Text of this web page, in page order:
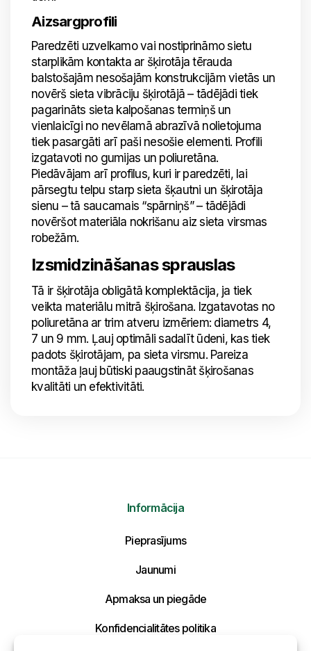
Aizsargprofili
Paredzēti uzvelkamo vai nostiprināmo sietu
starplikām kontakta ar šķirotāja tērauda
balstošajām nesošajām konstrukcijām vietās un
novērš sieta vibrāciju šķirotājā – tādējādi tiek
pagarināts sieta kalpošanas termiņš un
vienlaicīgi no nevēlamā abrazīvā nolietojuma
tiek pasargāti arī paši nesošie elementi. Profili
izgatavoti no gumijas un poliuretāna.
Piedāvājam arī profilus, kuri ir paredzēti, lai
pārsegtu telpu starp sieta šķautni un šķirotāja
sienu – tā saucamais “spārniņš” – tādējādi
novēršot materiāla nokrišanu aiz sieta virsmas
robežām.
Izsmidzināšanas sprauslas
Tā ir šķirotāja obligātā komplektācija, ja tiek
veikta materiālu mitrā šķirošana. Izgatavotas no
poliuretāna ar trim atveru izmēriem: diametrs 4,
7 un 9 mm. Ļauj optimāli sadalīt ūdeni, kas tiek
padots šķirotājam, pa sieta virsmu. Pareiza
montāža ļauj būtiski paaugstināt šķirošanas
kvalitāti un efektivitāti.
Nosūtīt mums ziņojumu
Uzraksti savu ziņojumu un mēs atbildēsim
Informācija
Pieprasījums
Jaunumi
Apmaksa un piegāde
Konfidencialitātes politika